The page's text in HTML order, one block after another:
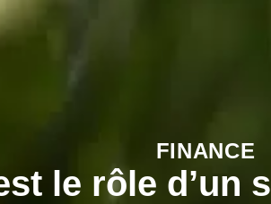
FINANCE
le rôle d’un